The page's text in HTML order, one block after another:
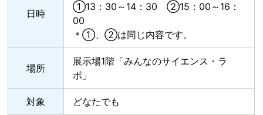
日時
①13：30～14：30 ②15：00～16：
00
＊①、②は同じ内容です。
場所
展示場1階「みんなのサイエンス・ラ
ボ」
対象 どなたでも